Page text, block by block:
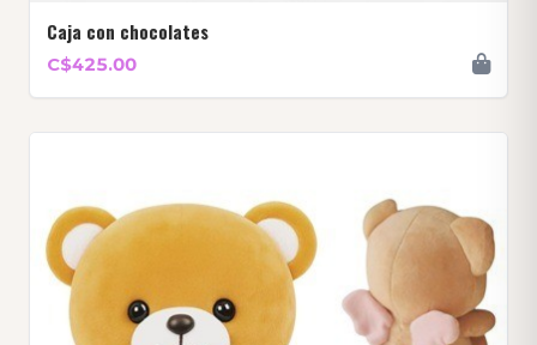
Caja con chocolates
C$425.00